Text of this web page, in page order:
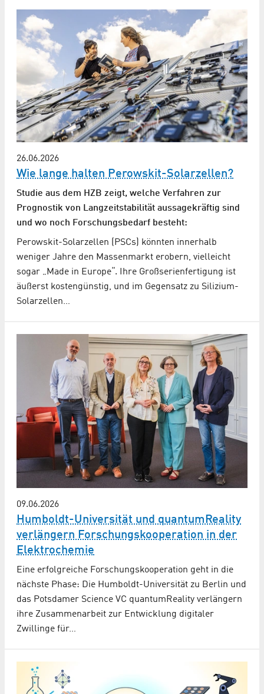
26.06.2026
Wie lange halten Perowskit-Solarzellen?
Studie aus dem HZB zeigt, welche Verfahren zur
Prognostik von Langzeitstabilität aussagekräftig sind
und wo noch Forschungsbedarf besteht:
Perowskit-Solarzellen (PSCs) könnten innerhalb
weniger Jahre den Massenmarkt erobern, vielleicht
sogar „Made in Europe“. Ihre Großserienfertigung ist
äußerst kostengünstig, und im Gegensatz zu Silizium-
Solarzellen…
09.06.2026
Humboldt-Universität und quantumReality
verlängern Forschungs­kooperation in der
Elektrochemie
Eine erfolgreiche Forschungskooperation geht in die
nächste Phase: Die Humboldt-Universität zu Berlin und
das Potsdamer Science VC quantumReality verlängern
ihre Zusammenarbeit zur Entwicklung digitaler
Zwillinge für…